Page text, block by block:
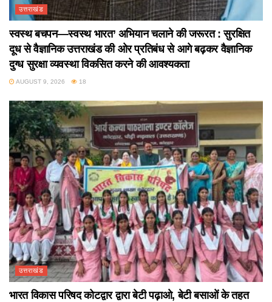
उत्तराखंड
स्वस्थ बचपन—स्वस्थ भारत’ अभियान चलाने की जरूरत : सुरक्षित
दूध से वैज्ञानिक उत्तराखंड की ओर प्रतिबंध से आगे बढ़कर वैज्ञानिक
दुग्ध सुरक्षा व्यवस्था विकसित करने की आवश्यकता
AUGUST 9, 2026 18
उत्तराखंड
भारत विकास परिषद कोटद्वार द्वारा बेटी पढ़ाओ, बेटी बसाओं के तहत